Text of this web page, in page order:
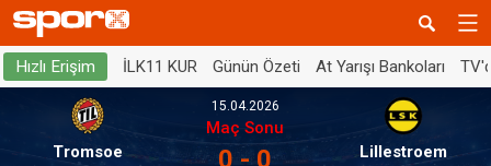
Hızlı Erişim İLK11 KUR Günün Özeti At Yarışı Bankoları
Tromsoe
15.04.2026
Maç Sonu
0 - 0 Lillestroem